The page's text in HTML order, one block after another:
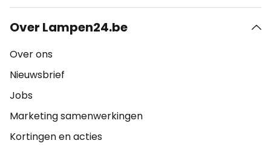
Over Lampen24.be
Over ons
Nieuwsbrief
Jobs
Marketing samenwerkingen
Kortingen en acties